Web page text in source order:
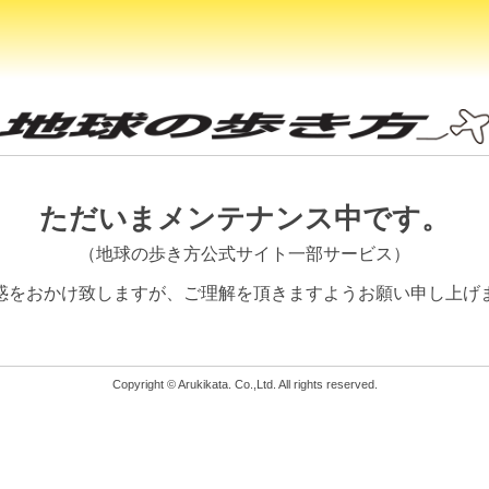
ただいまメンテナンス中です。
（地球の歩き方公式サイト一部サービス）
をおかけ致しますが、 ご理解を頂きますようお願い申し上げ
Copyright © Arukikata. Co.,Ltd. All rights reserved.